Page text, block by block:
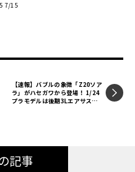
情報を総合すると、次期電
、電動化時代にふさわしい
めて高度なデザイン目標を
テム。技術革新でライバ
自の魅力とは？
7/15
【速報】バブルの象徴「Z20ソア
ラ」がハセガワから登場！ 1/24
プラモデルは後期3Lエアサス仕
記事